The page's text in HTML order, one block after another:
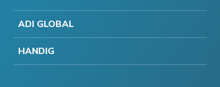
ADI GLOBAL
HANDIG